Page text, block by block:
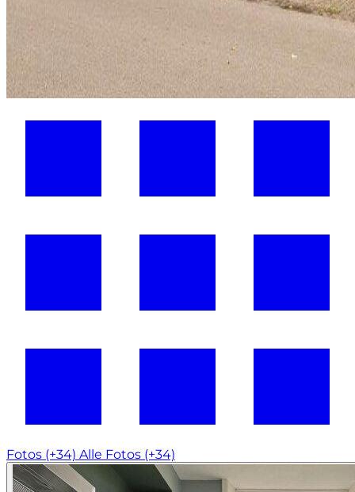
Fotos (+34) Alle Fotos (+34)